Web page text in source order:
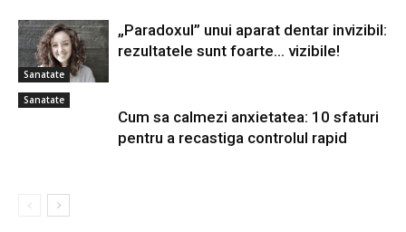
Sanatate
„Paradoxul” unui aparat dentar invizibil:
rezultatele sunt foarte… vizibile!
Sanatate
Cum sa calmezi anxietatea: 10 sfaturi
pentru a recastiga controlul rapid